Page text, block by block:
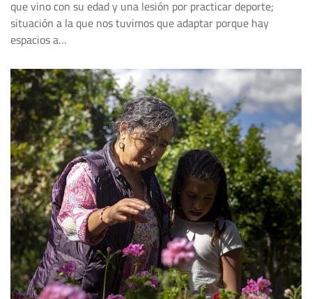
que vino con su edad y una lesión por practicar deporte;
situación a la que nos tuvimos que adaptar porque hay
espacios a…